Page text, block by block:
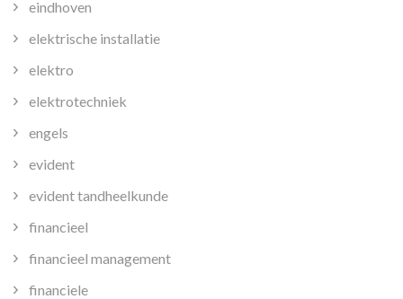
eindhoven
elektrische installatie
elektro
elektrotechniek
engels
evident
evident tandheelkunde
financieel
financieel management
financiele